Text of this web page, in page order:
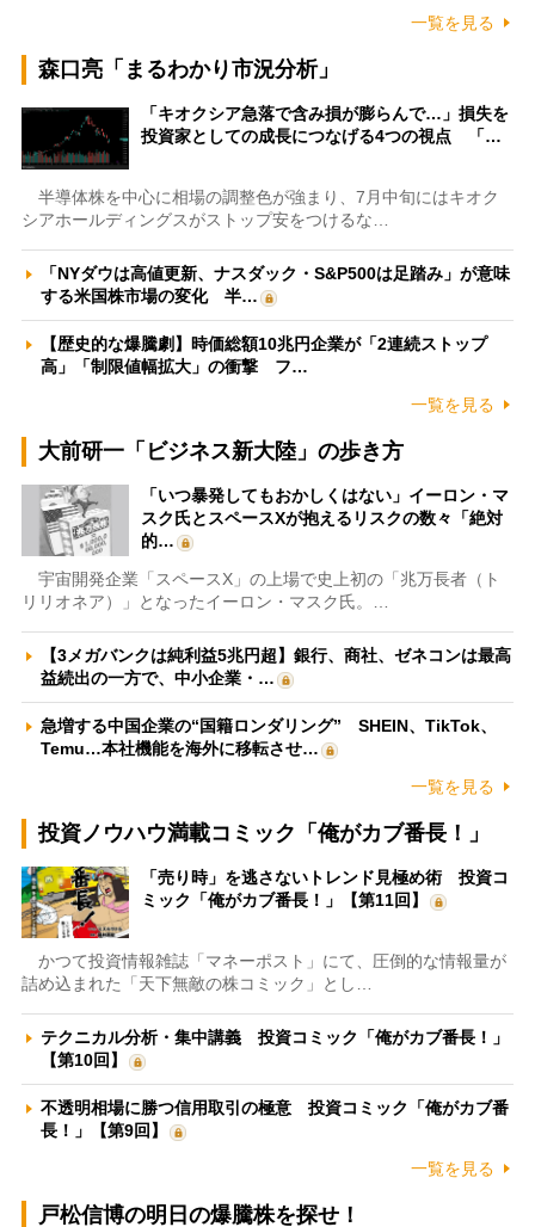
一覧を見る
森口亮「まるわかり市況分析」
「キオクシア急落で含み損が膨らんで…」損失を
投資家としての成長につなげる4つの視点 「…
半導体株を中心に相場の調整色が強まり、7月中旬にはキオク
シアホールディングスがストップ安をつけるな…
「NYダウは高値更新、ナスダック・S&P500は足踏み」が意味
する米国株市場の変化 半…
【歴史的な爆騰劇】時価総額10兆円企業が「2連続ストップ
高」「制限値幅拡大」の衝撃 フ…
一覧を見る
大前研一「ビジネス新大陸」の歩き方
「いつ暴発してもおかしくはない」イーロン・マ
スク氏とスペースXが抱えるリスクの数々「絶対
的…
宇宙開発企業「スペースX」の上場で史上初の「兆万長者（ト
リリオネア）」となったイーロン・マスク氏。…
【3メガバンクは純利益5兆円超】銀行、商社、ゼネコンは最高
益続出の一方で、中小企業・…
急増する中国企業の“国籍ロンダリング” SHEIN、TikTok、
Temu…本社機能を海外に移転させ…
一覧を見る
投資ノウハウ満載コミック「俺がカブ番長！」
「売り時」を逃さないトレンド見極め術 投資コ
ミック「俺がカブ番長！」【第11回】
かつて投資情報雑誌「マネーポスト」にて、圧倒的な情報量が
詰め込まれた「天下無敵の株コミック」とし…
テクニカル分析・集中講義 投資コミック「俺がカブ番長！」
【第10回】
不透明相場に勝つ信用取引の極意 投資コミック「俺がカブ番
長！」【第9回】
一覧を見る
戸松信博の明日の爆騰株を探せ！